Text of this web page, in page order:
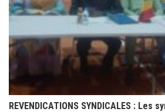
REVENDICATIONS SYNDICALES : Les